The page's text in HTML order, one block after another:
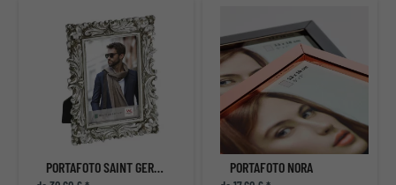
PORTAFOTO SAINT GERMAIN COLOR ARGENTO PORTAFOTO NORA